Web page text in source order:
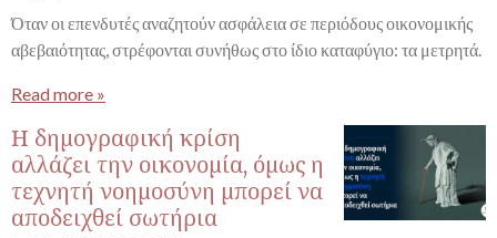
Όταν οι επενδυτές αναζητούν ασφάλεια σε περιόδους οικονομικής
αβεβαιότητας, στρέφονται συνήθως στο ίδιο καταφύγιο: τα μετρητά.
Read more »
Η δημογραφική κρίση
αλλάζει την οικονομία, όμως η
τεχνητή νοημοσύνη μπορεί να
αποδειχθεί σωτήρια